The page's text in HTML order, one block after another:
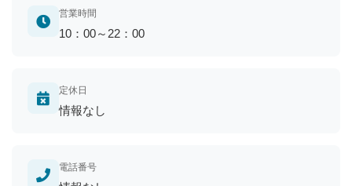
営業時間
10：00～22：00
定休日
情報なし
電話番号